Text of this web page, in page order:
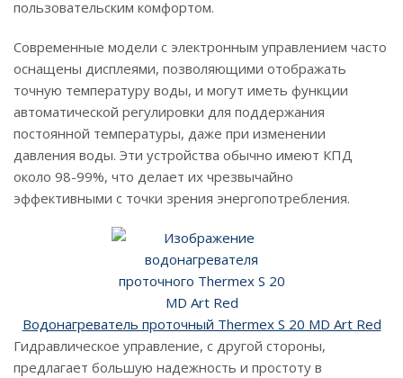
пользовательским комфортом.
Современные модели с электронным управлением часто
оснащены дисплеями, позволяющими отображать
точную температуру воды, и могут иметь функции
автоматической регулировки для поддержания
постоянной температуры, даже при изменении
давления воды. Эти устройства обычно имеют КПД
около 98-99%, что делает их чрезвычайно
эффективными с точки зрения энергопотребления.
Водонагреватель проточный Thermex S 20 MD Art Red
Гидравлическое управление, с другой стороны,
предлагает большую надежность и простоту в